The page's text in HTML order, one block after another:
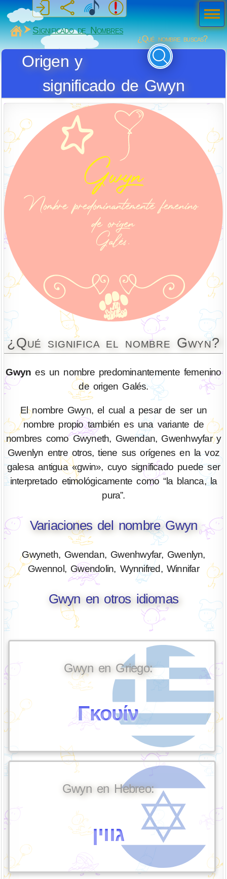
MiSabueso
Significado de Nombres
¿Qué nombre buscas?
Origen y
significado de Gwyn
¿Qué significa el nombre Gwyn?
Gwyn es un nombre predominantemente femenino
de origen Galés.
El nombre Gwyn, el cual a pesar de ser un
nombre propio también es una variante de
nombres como Gwyneth, Gwendan, Gwenhwyfar y
Gwenlyn entre otros, tiene sus orígenes en la voz
galesa antigua «gwin», cuyo significado puede ser
interpretado etimológicamente como “la blanca, la
pura”.
Variaciones del nombre Gwyn
Gwyneth, Gwendan, Gwenhwyfar, Gwenlyn,
Gwennol, Gwendolin, Wynnifred, Winnifar
Gwyn en otros idiomas
Gwyn en Griego:
Γκουίν
Gwyn en Hebreo:
גווין
Men
ú